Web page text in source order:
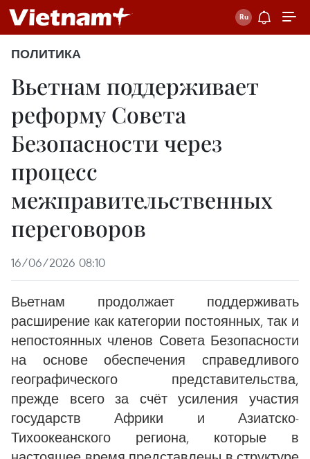
ПОЛИТИКА
Вьетнам поддерживает
реформу Совета
Безопасности через
процесс
межправительственных
переговоров
16/06/2026 08:10
Вьетнам продолжает поддерживать
расширение как категории постоянных, так и
непостоянных членов Совета Безопасности
на основе обеспечения справедливого
географического представительства,
прежде всего за счёт усиления участия
государств Африки и Азиатско-
Тихоокеанского региона, которые в